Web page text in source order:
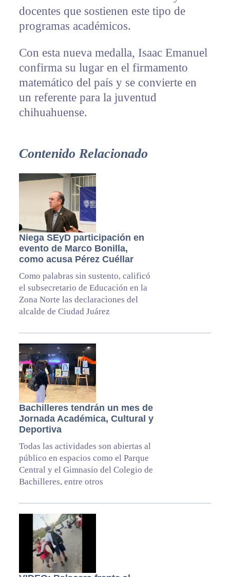
docentes que sostienen este tipo de
programas académicos.
Con esta nueva medalla, Isaac Emanuel
confirma su lugar en el firmamento
matemático del país y se convierte en
un referente para la juventud
chihuahuense.
Contenido Relacionado
Niega SEyD participación en
evento de Marco Bonilla,
como acusa Pérez Cuéllar
Como palabras sin sustento, calificó
el subsecretario de Educación en la
Zona Norte las declaraciones del
alcalde de Ciudad Juárez
Bachilleres tendrán un mes de
Jornada Académica, Cultural y
Deportiva
Todas las actividades son abiertas al
público en espacios como el Parque
Central y el Gimnasio del Colegio de
Bachilleres, entre otros